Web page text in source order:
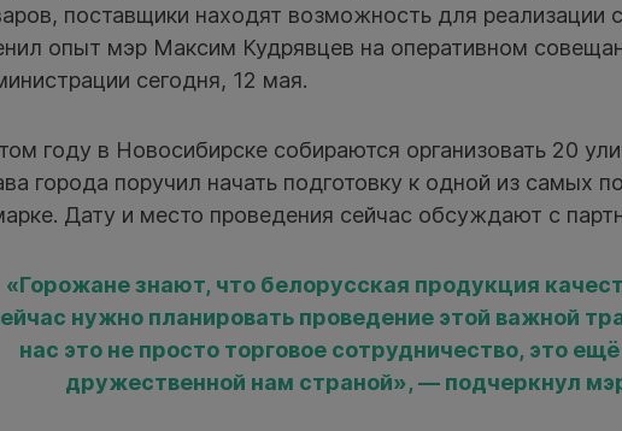
поставщики находят возможность для реализации
опыт мэр Максим Кудрявцев на оперативном
сегодня, 12 мая.
году в Новосибирске собираются организовать 20
города поручил начать подготовку к одной из самых
Дату и место проведения сейчас обсуждают с
«Горожане знают, что белорусская продукция
нужно планировать проведение этой важной
нас это не просто торговое сотрудничество, это
дружественной нам страной», — подчеркнул